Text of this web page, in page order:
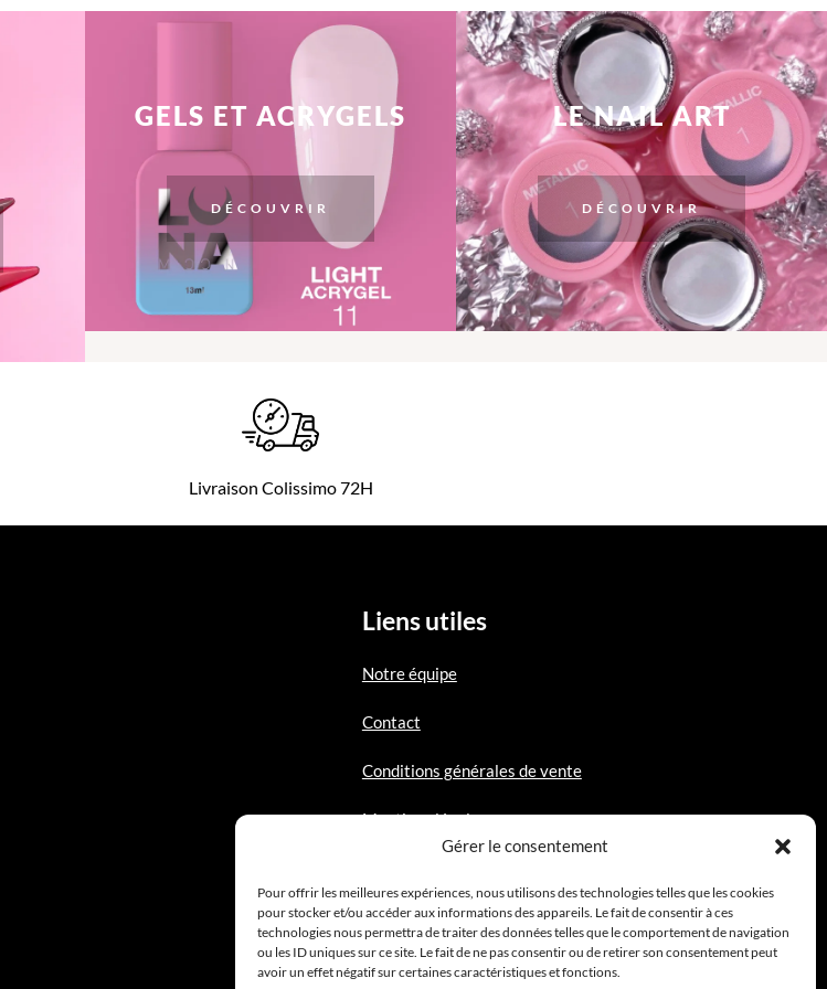
Gérer le consentement
Pour offrir les meilleures expériences, nous utilisons des technologies telles que les cookies
pour stocker et/ou accéder aux informations des appareils. Le fait de consentir à ces
technologies nous permettra de traiter des données telles que le comportement de navigation
ou les ID uniques sur ce site. Le fait de ne pas consentir ou de retirer son consentement peut
avoir un effet négatif sur certaines caractéristiques et fonctions.
GELS ET ACRYGELS
DÉCOUVRIR
LE NAIL ART
DÉCOUVRIR
Livraison Colissimo 72H
Liens utiles
Notre équipe
Contact
Conditions générales de vente
Mentions légales